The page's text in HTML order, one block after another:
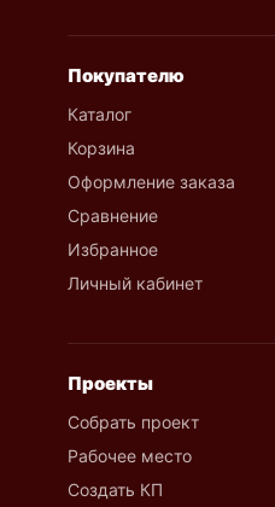
Покупателю
Каталог
Корзина
Оформление заказа
Сравнение
Избранное
Личный кабинет
Проекты
Собрать проект
Рабочее место
Создать КП